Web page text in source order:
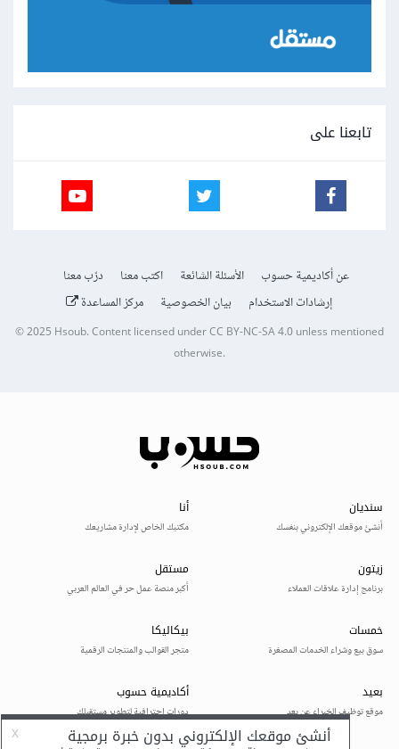
تابعنا على
عن أكاديمية حسوب الأسئلة الشائعة اكتب معنا
درّب معنا
إرشادات الاستخدام
بيان الخصوصية مركز المساعدة
© 2025Hsoub.Content licensed underCC BY-NC-SA 4.0unless mentioned
otherwise.